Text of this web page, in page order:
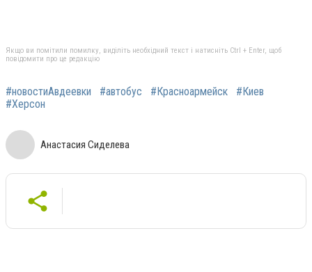
Якщо ви помітили помилку, виділіть необхідний текст і натисніть Ctrl + Enter, щоб
повідомити про це редакцію
#новостиАвдеевки #автобус #Красноармейск
#Киев
#Херсон
Анастасия Сиделева